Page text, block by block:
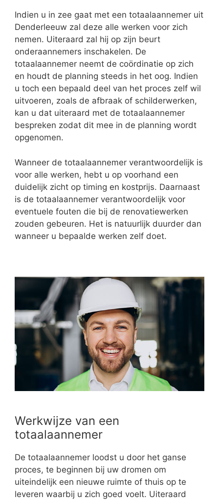
Indien u in zee gaat met een totaalaannemer uit
Denderleeuw zal deze alle werken voor zich
nemen. Uiteraard zal hij op zijn beurt
onderaannemers inschakelen. De
totaalaannemer neemt de coördinatie op zich
en houdt de planning steeds in het oog. Indien
u toch een bepaald deel van het proces zelf wil
uitvoeren, zoals de afbraak of schilderwerken,
kan u dat uiteraard met de totaalaannemer
bespreken zodat dit mee in de planning wordt
opgenomen.
Wanneer de totaalaannemer verantwoordelijk is
voor alle werken, hebt u op voorhand een
duidelijk zicht op timing en kostprijs. Daarnaast
is de totaalaannemer verantwoordelijk voor
eventuele fouten die bij de renovatiewerken
zouden gebeuren. Het is natuurlijk duurder dan
wanneer u bepaalde werken zelf doet.
Werkwijze van een
totaalaannemer
De totaalaannemer loodst u door het ganse
proces, te beginnen bij uw dromen om
uiteindelijk een nieuwe ruimte of thuis op te
leveren waarbij u zich goed voelt. Uiteraard